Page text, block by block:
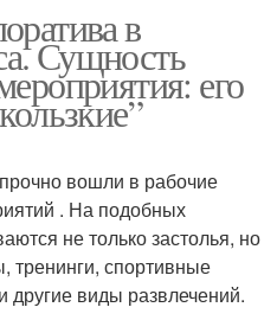
в
Сущность
его
вошли в рабочие
. На подобных
не только застолья, но
тренинги, спортивные
другие виды развлечений.